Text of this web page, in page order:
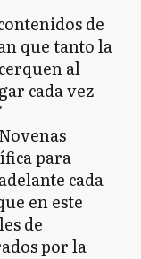
de
que tanto la
al
cada vez
para
cada
en este
de
por la